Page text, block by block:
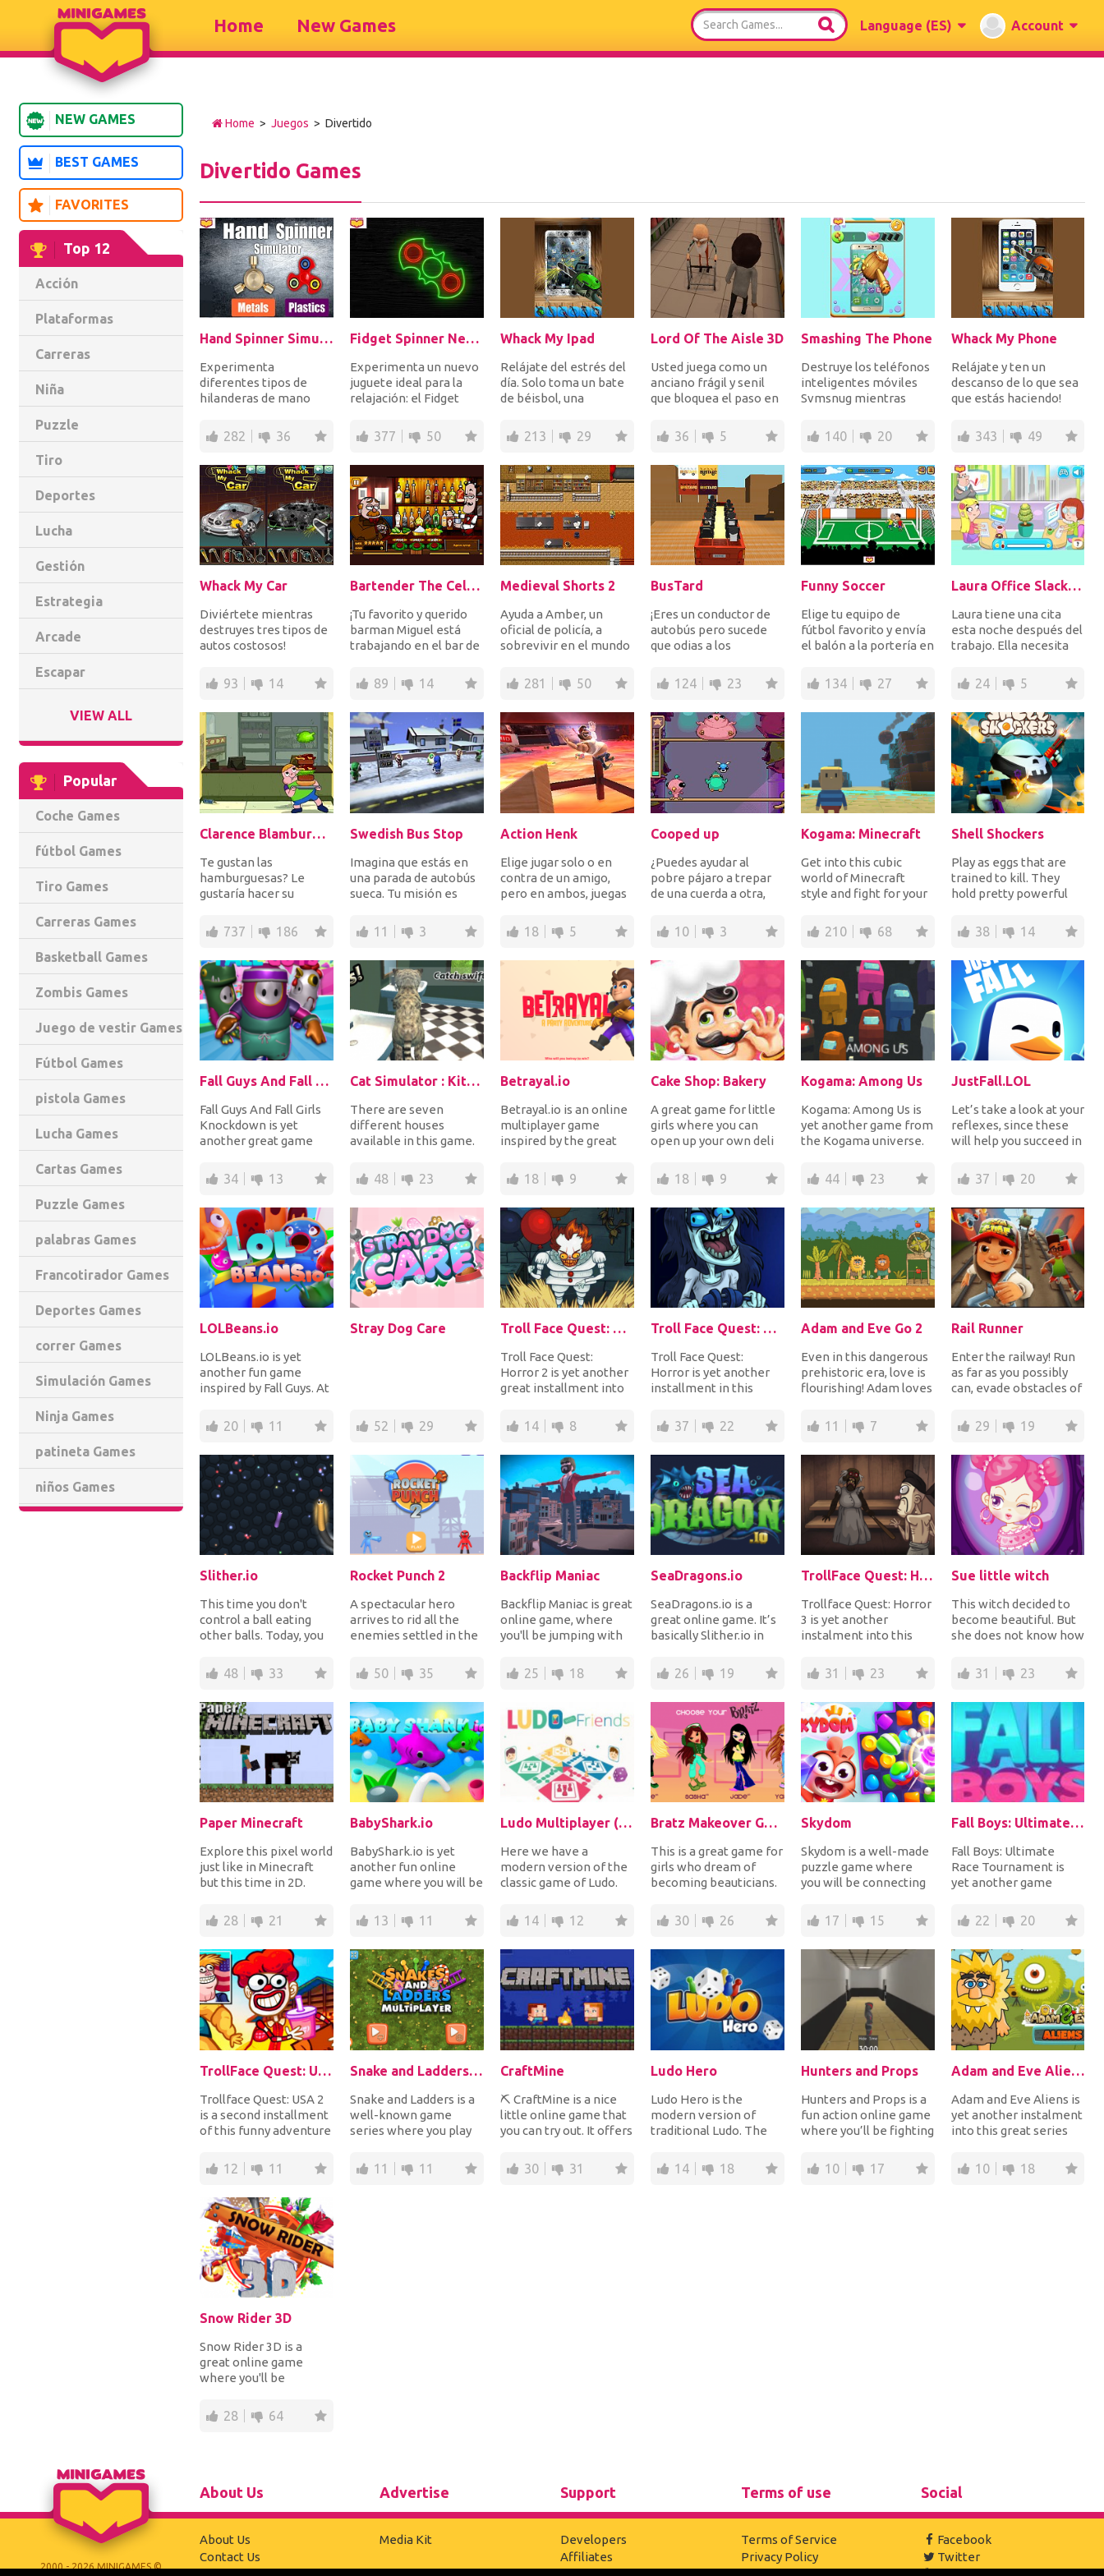
Language (ES) Account
Home New Games
NEW GAMES
BEST GAMES
FAVORITES
Top 12
Acción
Plataformas
Carreras
Niña
Puzzle
Tiro
Deportes
Lucha
Gestión
Estrategia
Arcade
Escapar
VIEW ALL
Popular
Coche Games
fútbol Games
Tiro Games
Carreras Games
Basketball Games
Zombis Games
Juego de vestir Games
Fútbol Games
pistola Games
Lucha Games
Cartas Games
Puzzle Games
palabras Games
Francotirador Games
Deportes Games
correr Games
Simulación Games
Ninja Games
patineta Games
niños Games
Home > Juegos > Divertido
Divertido Games
Hand Spinner Simulator
Experimenta
diferentes tipos de
hilanderas de mano
comprar en la vida real.
El...
282 36
Fidget Spinner Neon Glow Online
Experimenta un nuevo
juguete ideal para la
relajación: el Fidget
la forma...
377 50
Whack My Ipad
Relájate del estrés del
día. Solo toma un bate
de béisbol, una
hacha, pisto...
213 29
Lord Of The Aisle 3D
Usted juega como un
anciano frágil y senil
que bloquea el paso en
supermercado con...
36 5
Smashing The Phone
Destruye los teléfonos
inteligentes móviles
Svmsnug mientras
teléfonos blancos...
140 20
Whack My Phone
Relájate y ten un
descanso de lo que sea
que estás haciendo!
smartphone! Usa una
moto...
343 49
Whack My Car
Diviértete mientras
destruyes tres tipos de
autos costosos!
completo un BMW, un
Merce...
93 14
Bartender The Celeb Mix
¡Tu favorito y querido
barman Miguel está
trabajando en el bar de
Ayúdalo...
89 14
Medieval Shorts 2
Ayuda a Amber, un
oficial de policía, a
sobrevivir en el mundo
281 50
BusTard
¡Eres un conductor de
autobús pero sucede
que odias a los
Conduzca imprudente...
124 23
Funny Soccer
Elige tu equipo de
fútbol favorito y envía
el balón a la portería en
marcar mu...
134 27
Laura Office Slacking Off
Laura tiene una cita
esta noche después del
trabajo. Ella necesita
muchas person...
24 5
Clarence Blamburger
Te gustan las
hamburguesas? Le
gustaría hacer su
gustos y disgustos? Así
es C...
737 186
Swedish Bus Stop
Imagina que estás en
una parada de autobús
sueca. Tu misión es
los suecos que...
11 3
Action Henk
Elige jugar solo o en
contra de un amigo,
pero en ambos, juegas
Acción Henk. Henk...
18 5
Cooped up
¿Puedes ayudar al
pobre pájaro a trepar
de una cuerda a otra,
gusanos pero evitar...
10 3
Kogama: Minecraft
Get into this cubic
world of Minecraft
style and fight for your
whom you wi...
210 68
Shell Shockers
Play as eggs that are
trained to kill. They
hold pretty powerful
beware. Pick...
38 14
Fall Guys And Fall Girls Knockdown
Fall Guys And Fall Girls
Knockdown is yet
another great game
PC game Fall Gu...
34 13
Cat Simulator : Kitty Craft
There are seven
different houses
available in this game.
gardens that you need
to e...
48 23
Betrayal.io
Betrayal.io is an online
multiplayer game
inspired by the great
Right at the begin...
18 9
Cake Shop: Bakery
A great game for little
girls where you can
open up your own deli
the same t...
18 9
Kogama: Among Us
Kogama: Among Us is
yet another game from
the Kogama universe.
inspired by th...
44 23
JustFall.LOL
Let’s take a look at your
reflexes, since these
will help you succeed in
where y...
37 20
LOLBeans.io
LOLBeans.io is yet
another fun game
inspired by Fall Guys. At
game, you pick a...
20 11
Stray Dog Care
52 29
Troll Face Quest: Horror 2
Troll Face Quest:
Horror 2 is yet another
great installment into
where you will...
14 8
Troll Face Quest: Horror
Troll Face Quest:
Horror is yet another
installment in this
horror movie re...
37 22
Adam and Eve Go 2
Even in this dangerous
prehistoric era, love is
flourishing! Adam loves
anything to...
11 7
Rail Runner
Enter the railway! Run
as far as you possibly
can, evade obstacles of
all th...
29 19
Slither.io
This time you don't
control a ball eating
other balls. Today, you
The more op...
48 33
Rocket Punch 2
A spectacular hero
arrives to rid all the
enemies settled in the
unique powe...
50 35
Backflip Maniac
Backflip Maniac is great
online game, where
you'll be jumping with
first levels...
25 18
SeaDragons.io
SeaDragons.io is a
great online game. It’s
basically Slither.io in
In the game,...
26 19
TrollFace Quest: Horror 3
Trollface Quest: Horror
3 is yet another
instalment into this
you'll be spooked...
31 23
Sue little witch
This witch decided to
become beautiful. But
she does not know how
must help...
31 23
Paper Minecraft
Explore this pixel world
just like in Minecraft
but this time in 2D.
create and...
28 21
BabyShark.io
BabyShark.io is yet
another fun online
game where you will be
start the game...
13 11
Ludo Multiplayer (Ludo With Friends)
Here we have a
modern version of the
classic game of Ludo.
to throw a dice u...
14 12
Bratz Makeover Game
This is a great game for
girls who dream of
becoming beauticians.
your model l...
30 26
Skydom
Skydom is a well-made
puzzle game where
you will be connecting
are next to eac...
17 15
Fall Boys: Ultimate Race Tournament
Fall Boys: Ultimate
Race Tournament is
yet another game
game Fall Guys. Right
at...
22 20
TrollFace Quest: USA 2
Trollface Quest: USA 2
is a second installment
of this funny adventure
solving...
12 11
Snake and Ladders Multiplayer
Snake and Ladders is a
well-known game
series where you play
trying to see who...
11 11
CraftMine
⛏️ CraftMine is a nice
little online game that
you can try out. It offers
You...30 31
Ludo Hero
Ludo Hero is the
modern version of
traditional Ludo. The
you thus rotate the...
14 18
Hunters and Props
Hunters and Props is a
fun action online game
where you’ll be fighting
on the...
10 17
Adam and Eve Aliens
Adam and Eve Aliens is
yet another instalment
into this great series
helping Adam...
10 18
Snow Rider 3D
Snow Rider 3D is a
great online game
where you'll be
so you’ll really feel...
28 64
2000 - 2026 MINIGAMES ©
About Us
About Us
Contact Us
Advertise
Media Kit
Support
Developers
Affiliates
Terms of use
Terms of Service
Privacy Policy
Social
Facebook
Twitter